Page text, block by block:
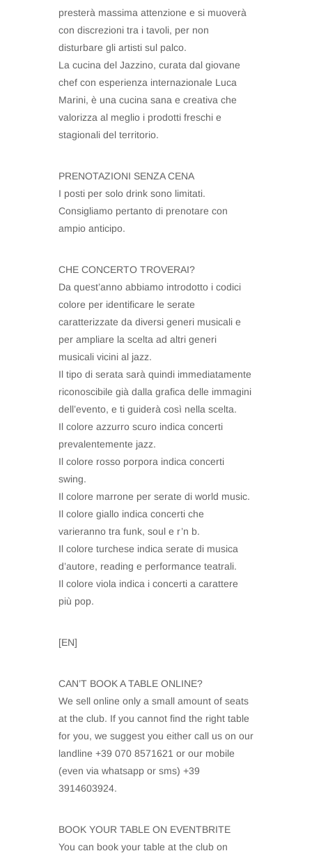
presterà massima attenzione e si muoverà
con discrezioni tra i tavoli, per non
disturbare gli artisti sul palco.
La cucina del Jazzino, curata dal giovane
chef con esperienza internazionale Luca
Marini, è una cucina sana e creativa che
valorizza al meglio i prodotti freschi e
stagionali del territorio.
PRENOTAZIONI SENZA CENA
I posti per solo drink sono limitati.
Consigliamo pertanto di prenotare con
ampio anticipo.
CHE CONCERTO TROVERAI?
Da quest’anno abbiamo introdotto i codici
colore per identificare le serate
caratterizzate da diversi generi musicali e
per ampliare la scelta ad altri generi
musicali vicini al jazz.
Il tipo di serata sarà quindi immediatamente
riconoscibile già dalla grafica delle immagini
dell’evento, e ti guiderà così nella scelta.
Il colore azzurro scuro indica concerti
prevalentemente jazz.
Il colore rosso porpora indica concerti
swing.
Il colore marrone per serate di world music.
Il colore giallo indica concerti che
varieranno tra funk, soul e r’n b.
Il colore turchese indica serate di musica
d’autore, reading e performance teatrali.
Il colore viola indica i concerti a carattere
più pop.
[EN]
CAN’T BOOK A TABLE ONLINE?
We sell online only a small amount of seats
at the club. If you cannot find the right table
for you, we suggest you either call us on our
landline +39 070 8571621 or our mobile
(even via whatsapp or sms) +39
3914603924.
BOOK YOUR TABLE ON EVENTBRITE
You can book your table at the club on